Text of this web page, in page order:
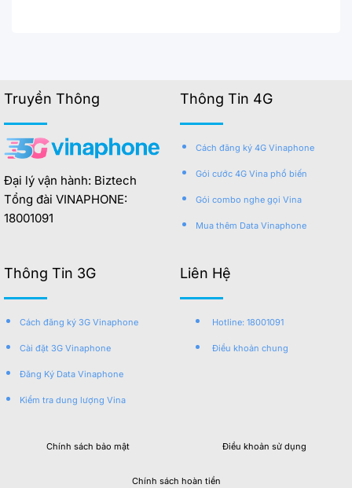
Truyền Thông
Đại lý vận hành: Biztech
Tổng đài VINAPHONE:
18001091
Thông Tin 4G
Cách đăng ký 4G Vinaphone
Gói cước 4G Vina phổ biến
Gói combo nghe gọi Vina
Mua thêm Data Vinaphone
Thông Tin 3G
Cách đăng ký 3G Vinaphone
Cài đặt 3G Vinaphone
Đăng Ký Data Vinaphone
Kiểm tra dung lượng Vina
Liên Hệ
Hotline: 18001091
Điều khoản chung
Chính sách bảo mật Điều khoản sử dụng
Chính sách hoàn tiền